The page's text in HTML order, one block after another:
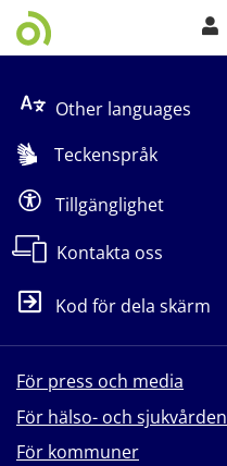
Other languages
Teckenspråk
Tillgänglighet
Kontakta oss
Kod för dela skärm
För press och media
För hälso- och sjukvården
För kommuner